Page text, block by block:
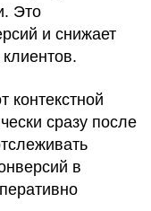
Это
и снижает
контекстной
сразу после
в